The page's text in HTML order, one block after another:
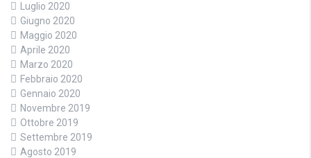
Luglio 2020
Giugno 2020
Maggio 2020
Aprile 2020
Marzo 2020
Febbraio 2020
Gennaio 2020
Novembre 2019
Ottobre 2019
Settembre 2019
Agosto 2019